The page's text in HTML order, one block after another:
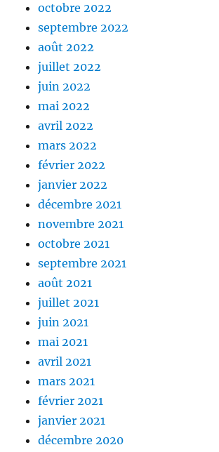
octobre 2022
septembre 2022
août 2022
juillet 2022
juin 2022
mai 2022
avril 2022
mars 2022
février 2022
janvier 2022
décembre 2021
novembre 2021
octobre 2021
septembre 2021
août 2021
juillet 2021
juin 2021
mai 2021
avril 2021
mars 2021
février 2021
janvier 2021
décembre 2020